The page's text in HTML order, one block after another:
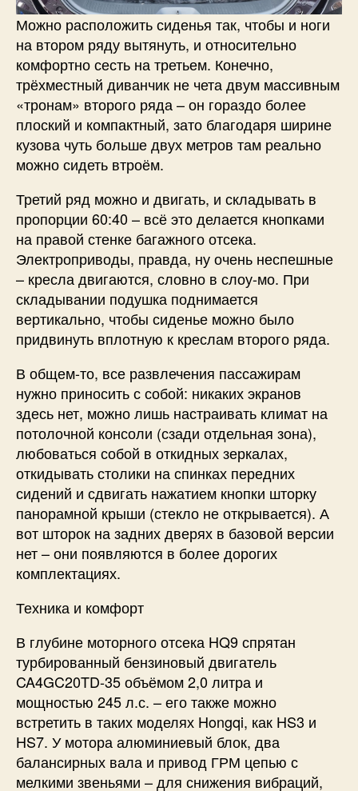
Можно расположить сиденья так, чтобы и ноги
на втором ряду вытянуть, и относительно
комфортно сесть на третьем. Конечно,
трёхместный диванчик не чета двум массивным
«тронам» второго ряда – он гораздо более
плоский и компактный, зато благодаря ширине
кузова чуть больше двух метров там реально
можно сидеть втроём.
Третий ряд можно и двигать, и складывать в
пропорции 60:40 – всё это делается кнопками
на правой стенке багажного отсека.
Электроприводы, правда, ну очень неспешные
– кресла двигаются, словно в слоу-мо. При
складывании подушка поднимается
вертикально, чтобы сиденье можно было
придвинуть вплотную к креслам второго ряда.
В общем-то, все развлечения пассажирам
нужно приносить с собой: никаких экранов
здесь нет, можно лишь настраивать климат на
потолочной консоли (сзади отдельная зона),
любоваться собой в откидных зеркалах,
откидывать столики на спинках передних
сидений и сдвигать нажатием кнопки шторку
панорамной крыши (стекло не открывается). А
вот шторок на задних дверях в базовой версии
нет – они появляются в более дорогих
комплектациях.
Техника и комфорт
В глубине моторного отсека HQ9 спрятан
турбированный бензиновый двигатель
CA4GC20TD-35 объёмом 2,0 литра и
мощностью 245 л.с. – его также можно
встретить в таких моделях Hongqi, как HS3 и
HS7. У мотора алюминиевый блок, два
балансирных вала и привод ГРМ цепью с
мелкими звеньями – для снижения вибраций,